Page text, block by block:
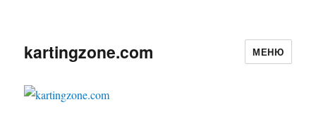
kartingzone.com МЕНЮ